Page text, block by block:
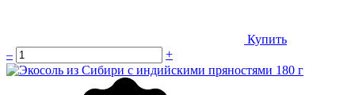
Купить
–
+